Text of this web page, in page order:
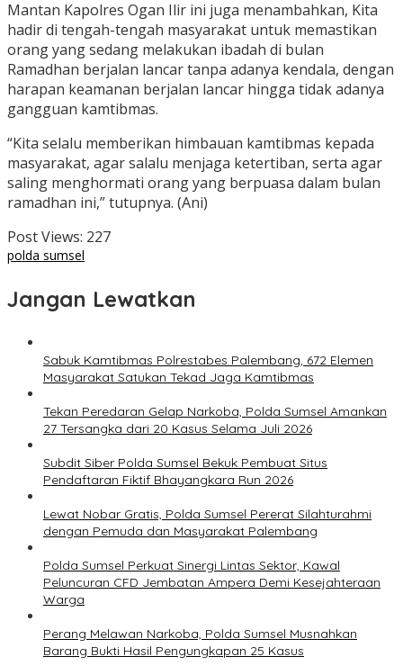
Mantan Kapolres Ogan Ilir ini juga menambahkan, Kita
hadir di tengah-tengah masyarakat untuk memastikan
orang yang sedang melakukan ibadah di bulan
Ramadhan berjalan lancar tanpa adanya kendala, dengan
harapan keamanan berjalan lancar hingga tidak adanya
gangguan kamtibmas.
“Kita selalu memberikan himbauan kamtibmas kepada
masyarakat, agar salalu menjaga ketertiban, serta agar
saling menghormati orang yang berpuasa dalam bulan
ramadhan ini,” tutupnya. (Ani)
Post Views: 227
polda sumsel
Jangan Lewatkan
Sabuk Kamtibmas Polrestabes Palembang, 672 Elemen
Masyarakat Satukan Tekad Jaga Kamtibmas
Tekan Peredaran Gelap Narkoba, Polda Sumsel Amankan
27 Tersangka dari 20 Kasus Selama Juli 2026
Subdit Siber Polda Sumsel Bekuk Pembuat Situs
Pendaftaran Fiktif Bhayangkara Run 2026
Lewat Nobar Gratis, Polda Sumsel Pererat Silahturahmi
dengan Pemuda dan Masyarakat Palembang
Polda Sumsel Perkuat Sinergi Lintas Sektor, Kawal
Peluncuran CFD Jembatan Ampera Demi Kesejahteraan
Warga
Perang Melawan Narkoba, Polda Sumsel Musnahkan
Barang Bukti Hasil Pengungkapan 25 Kasus